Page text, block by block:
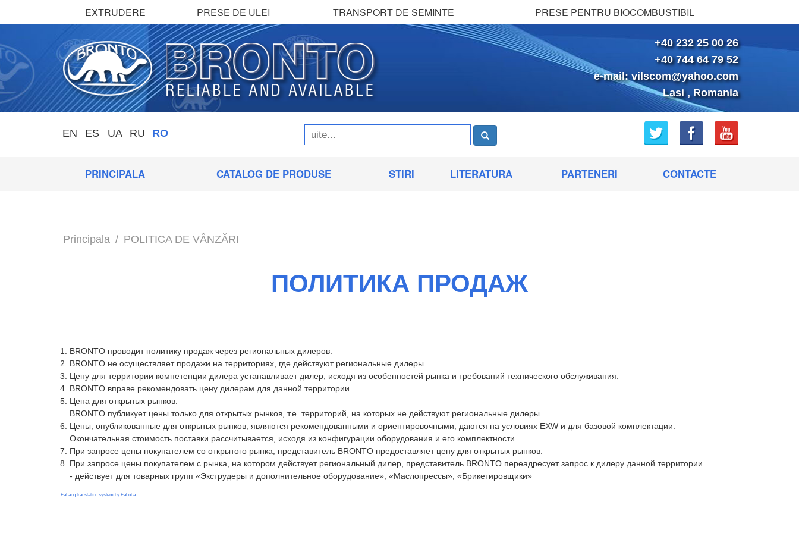
EXTRUDERE PRESE DE ULEI TRANSPORT DE SEMINTE PRESE PENTRU BIOCOMBUSTIBIL
+40 232 25 00 26
+40 744 64 79 52
e-mail:vilscom@yahoo.com
Lasi , Romania
EN ES UA RU RO
PRINCIPALA CATALOG DE PRODUSE STIRI LITERATURA PARTENERI CONTACTE
Principala / POLITICA DE VÂNZĂRI
ПОЛИТИКА ПРОДАЖ
BRONTO проводит политику продаж через региональных дилеров.
BRONTO не осуществляет продажи на территориях, где действуют региональные дилеры.
Цену для территории компетенции дилера устанавливает дилер, исходя из особенностей рынка и требований технического обслуживания.
BRONTO вправе рекомендовать цену дилерам для данной территории.
Цена для открытых рынков.
BRONTO публикует цены только для открытых рынков, т.е. территорий, на которых не действуют региональные дилеры.
Цены, опубликованные для открытых рынков, являются рекомендованными и ориентировочными, даются на условиях EXW и для базовой комплектации.
Окончательная стоимость поставки рассчитывается, исходя из конфигурации оборудования и его комплектности.
При запросе цены покупателем со открытого рынка, представитель BRONTO предоставляет цену для открытых рынков.
При запросе цены покупателем с рынка, на котором действует региональный дилер, представитель BRONTO переадресует запрос к дилеру данной территории.
- действует для товарных групп «Экструдеры и дополнительное оборудование», «Маслопрессы», «Брикетировщики»
FaLang translation system by Faboba